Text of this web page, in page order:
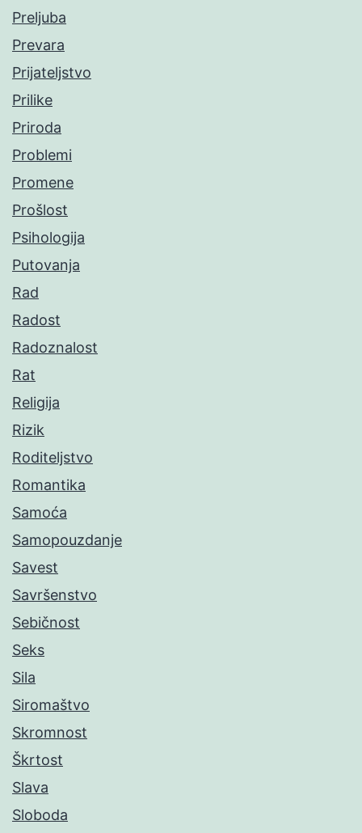
Preljuba
Prevara
Prijateljstvo
Prilike
Priroda
Problemi
Promene
Prošlost
Psihologija
Putovanja
Rad
Radost
Radoznalost
Rat
Religija
Rizik
Roditeljstvo
Romantika
Samoća
Samopouzdanje
Savest
Savršenstvo
Sebičnost
Seks
Sila
Siromaštvo
Skromnost
Škrtost
Slava
Sloboda